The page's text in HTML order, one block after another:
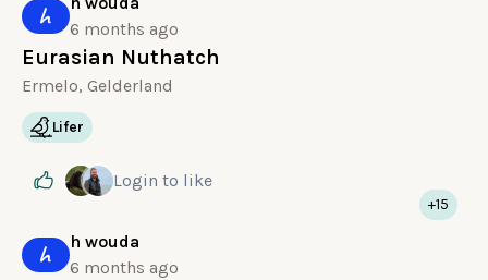
h
6 months ago
Eurasian Nuthatch
Ermelo, Gelderland
Lifer
Login to like
h
h wouda
6 months ago
+15